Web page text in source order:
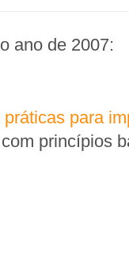
ano de 2007:
para
princípios